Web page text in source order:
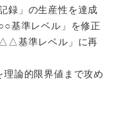
録」の生産性を達成
基準レベル」を修正
△△基準レベル」に再
論的限界値まで攻め